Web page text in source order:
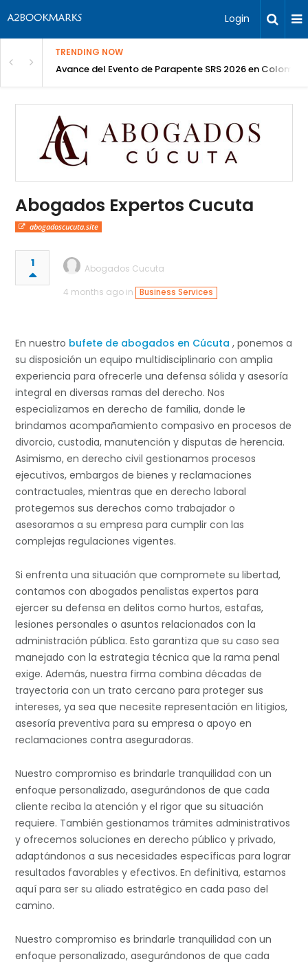
Login
TRENDING NOW
Avance del Evento de Parapente SRS 2026 en Colombia
Abogados Expertos Cucuta
abogadoscucuta.site
1
Abogados Cucuta
4 months ago in
Business Services
En nuestro bufete de abogados en Cúcuta , ponemos a
su disposición un equipo multidisciplinario con amplia
experiencia para ofrecerle una defensa sólida y asesoría
integral en diversas ramas del derecho. Nos
especializamos en derecho de familia, donde le
brindamos acompañamiento compasivo en procesos de
divorcio, custodia, manutención y disputas de herencia.
Asimismo, en derecho civil gestionamos procesos
ejecutivos, embargos de bienes y reclamaciones
contractuales, mientras que en derecho laboral
protegemos sus derechos como trabajador o
asesoramos a su empresa para cumplir con las
complejas regulaciones vigentes.
Si enfrenta una situación que compromete su libertad,
contamos con abogados penalistas expertos para
ejercer su defensa en delitos como hurtos, estafas,
lesiones personales o asuntos relacionados con la
administración pública. Esto garantiza que su caso sea
manejado con la estrategia técnica que la rama penal
exige. Además, nuestra firma combina décadas de
trayectoria con un trato cercano para proteger sus
intereses, ya sea que necesite representación en litigios,
asesoría preventiva para su empresa o apoyo en
reclamaciones contra aseguradoras.
Nuestro compromiso es brindarle tranquilidad con un
enfoque personalizado, asegurándonos de que cada
cliente reciba la atención y el rigor que su situación
requiere. También gestionamos trámites administrativos
y ofrecemos soluciones en derecho público y privado,
adaptándonos a sus necesidades específicas para lograr
resultados favorables y efectivos. En definitiva, estamos
aquí para ser su aliado estratégico en cada paso del
camino.
Nuestro compromiso es brindarle tranquilidad con un
enfoque personalizado, asegurándonos de que cada